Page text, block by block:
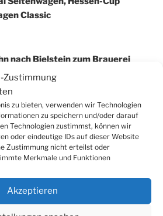
Zustimmung
zu bieten, verwenden wir Technologien
zu speichern und/oder darauf
Technologien zustimmst, können wir
oder eindeutige IDs auf dieser Website
Zustimmung nicht erteilst oder
Merkmale und Funktionen
Akzeptieren
Classic
nach Bielstein zum Brauerei